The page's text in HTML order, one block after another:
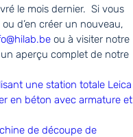
le mois dernier. Si vous
d’en créer un nouveau,
ou à visiter notre
aperçu complet de notre